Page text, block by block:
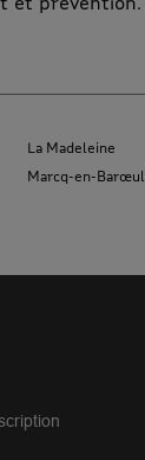
La Madeleine
Marcq-en-Barœul